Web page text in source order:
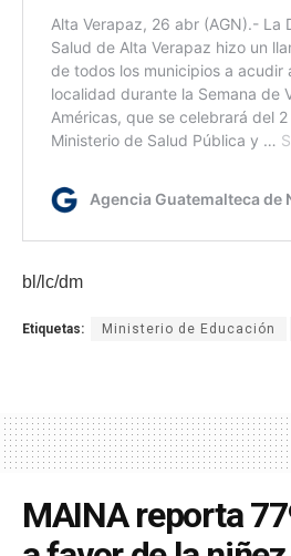
bl/lc/dm
Etiquetas: Ministerio de Educación
MAINA reporta